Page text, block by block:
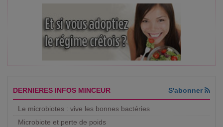
DERNIERES INFOS MINCEUR S'abonner
Le microbiotes : vive les bonnes bactéries
Microbiote et perte de poids